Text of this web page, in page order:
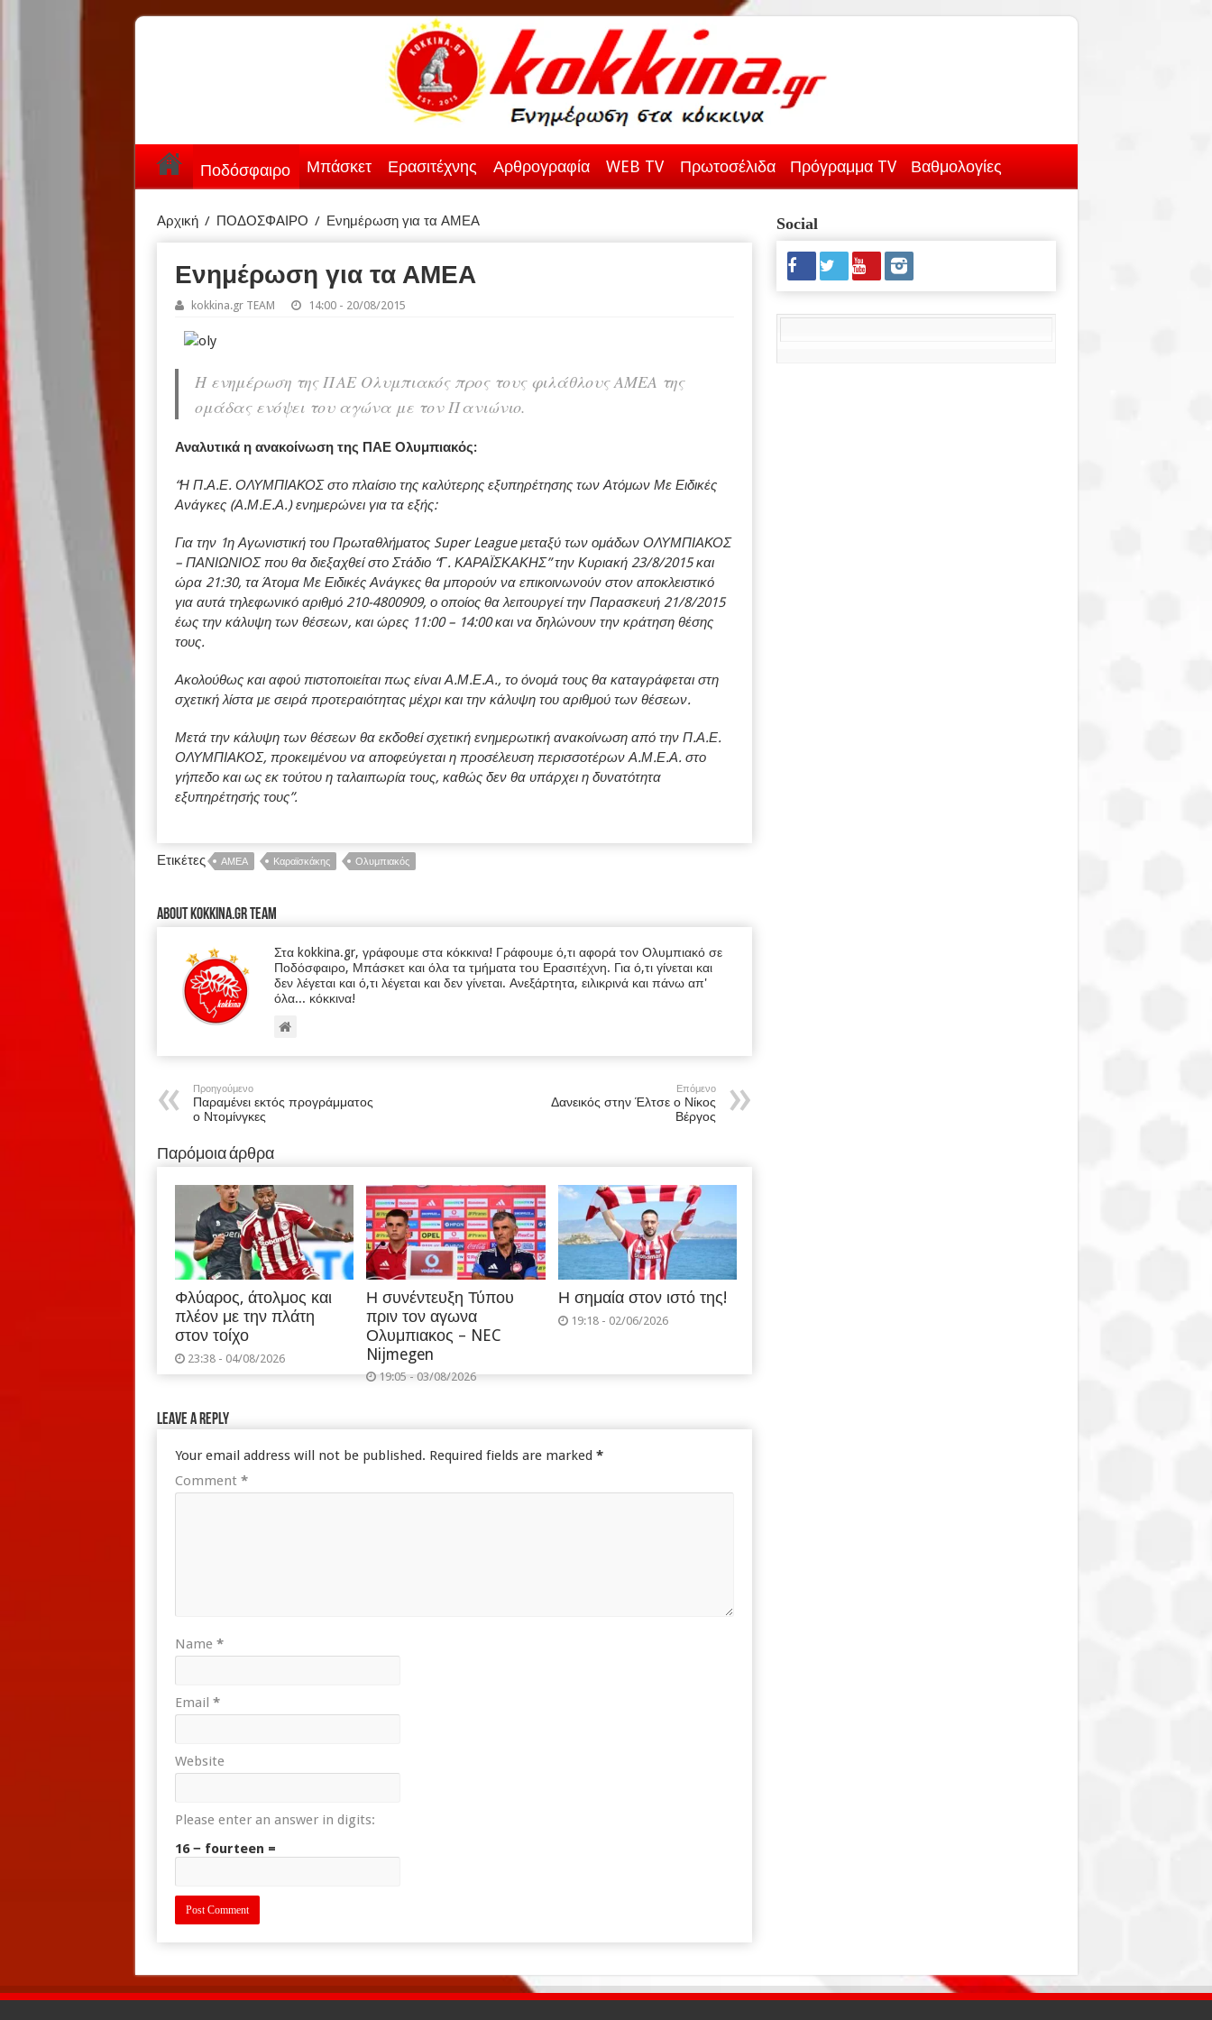
Ποδόσφαιρο Μπάσκετ Ερασιτέχνης Αρθρογραφία WEB TV Πρωτοσέλιδα Πρόγραμμα TV Βαθμολογίες
Αρχική / ΠΟΔΟΣΦΑΙΡΟ / Ενημέρωση για τα ΑΜΕΑ
Ενημέρωση για τα ΑΜΕΑ
kokkina.gr TEAM 14:00 - 20/08/2015
Η ενημέρωση της ΠΑΕ Ολυμπιακός προς τους φιλάθλους ΑΜΕΑ της
ομάδας ενόψει του αγώνα με τον Πανιώνιο.
Αναλυτικά η ανακοίνωση της ΠΑΕ Ολυμπιακός:
“Η Π.Α.Ε. ΟΛΥΜΠΙΑΚΟΣ στο πλαίσιο της καλύτερης εξυπηρέτησης των Ατόμων Με Ειδικές
Ανάγκες (Α.Μ.Ε.Α.) ενημερώνει για τα εξής:
Για την 1η Αγωνιστική του Πρωταθλήματος Super League μεταξύ των ομάδων ΟΛΥΜΠΙΑΚΟΣ
– ΠΑΝΙΩΝΙΟΣ που θα διεξαχθεί στο Στάδιο “Γ. ΚΑΡΑΪΣΚΑΚΗΣ” την Κυριακή 23/8/2015 και
ώρα 21:30, τα Άτομα Με Ειδικές Ανάγκες θα μπορούν να επικοινωνούν στον αποκλειστικό
για αυτά τηλεφωνικό αριθμό 210-4800909, ο οποίος θα λειτουργεί την Παρασκευή 21/8/2015
έως την κάλυψη των θέσεων, και ώρες 11:00 – 14:00 και να δηλώνουν την κράτηση θέσης
τους.
Ακολούθως και αφού πιστοποιείται πως είναι Α.Μ.Ε.Α., το όνομά τους θα καταγράφεται στη
σχετική λίστα με σειρά προτεραιότητας μέχρι και την κάλυψη του αριθμού των θέσεων.
Μετά την κάλυψη των θέσεων θα εκδοθεί σχετική ενημερωτική ανακοίνωση από την Π.Α.Ε.
ΟΛΥΜΠΙΑΚΟΣ, προκειμένου να αποφεύγεται η προσέλευση περισσοτέρων Α.Μ.Ε.Α. στο
γήπεδο και ως εκ τούτου η ταλαιπωρία τους, καθώς δεν θα υπάρχει η δυνατότητα
εξυπηρέτησής τους”.
Ετικέτες ΑΜΕΑ Καραϊσκάκης Ολυμπιακός
About kokkina.gr TEAM
Στα kokkina.gr, γράφουμε στα κόκκινα! Γράφουμε ό,τι αφορά τον Ολυμπιακό σε
Ποδόσφαιρο, Μπάσκετ και όλα τα τμήματα του Ερασιτέχνη. Για ό,τι γίνεται και
δεν λέγεται και ό,τι λέγεται και δεν γίνεται. Ανεξάρτητα, ειλικρινά και πάνω απ'
όλα... κόκκινα!
Προηγούμενο
Παραμένει εκτός προγράμματος
ο Ντομίνγκες
Επόμενο
Δανεικός στην Έλτσε ο Νίκος
Βέργος
Παρόμοια άρθρα
Φλύαρος, άτολμος και
πλέον με την πλάτη
στον τοίχο
23:38 - 04/08/2026
Η συνέντευξη Τύπου
πριν τον αγωνα
Ολυμπιακος – NEC
Nijmegen
19:05 - 03/08/2026
Η σημαία στον ιστό της!
19:18 - 02/06/2026
Leave a Reply
Your email address will not be published. Required fields are marked *
Comment *
Name *
Email *
Website
Please enter an answer in digits:
16 − fourteen =
Social